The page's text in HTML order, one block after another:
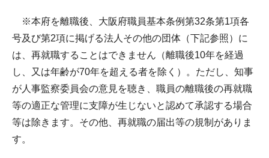
※本府を離職後、大阪府職員基本条例第32条第1項各
号及び第2項に掲げる法人その他の団体（下記参照）に
は、再就職することはできません（離職後10年を経過
し、又は年齢が70年を超える者を除く）。ただし、知事
が人事監察委員会の意見を聴き、職員の離職後の再就職
等の適正な管理に支障が生じないと認めて承認する場合
等は除きます。その他、再就職の届出等の規制がありま
す。